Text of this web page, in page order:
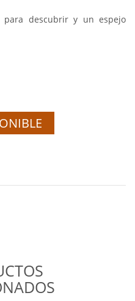
para descubrir y un espejo